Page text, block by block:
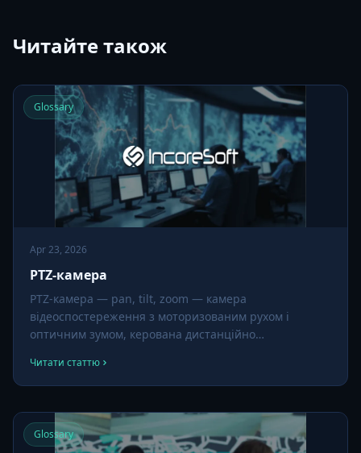
Читайте також
Glossary
Apr 23, 2026
PTZ-камера
PTZ-камера — pan, tilt, zoom — камера
відеоспостереження з моторизованим рухом і
оптичним зумом, керована дистанційно
може покрити площу кількох стаціонарних камер.
Читати статтю
Glossary